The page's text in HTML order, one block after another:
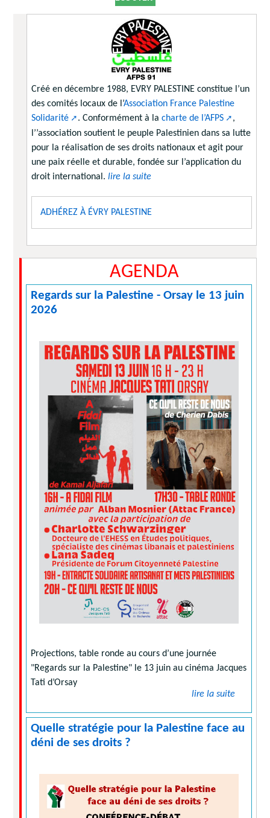
Créé en décembre 1988, EVRY PALESTINE constitue l’un
des comités locaux de l’Association France Palestine
Solidarité
. Conformément à la charte de l’AFPS
,
l’’association soutient le peuple Palestinien dans sa lutte
pour la réalisation de ses droits nationaux et agit pour
une paix réelle et durable, fondée sur l’application du
droit international. lire la suite
ADHÉREZ À ÉVRY PALESTINE
AGENDA
Regards sur la Palestine - Orsay le 13 juin
2026
Projections, table ronde au cours d’une journée
"Regards sur la Palestine" le 13 juin au cinéma Jacques
Tati d’Orsay
lire la suite
Quelle stratégie pour la Palestine face au
déni de ses droits ?